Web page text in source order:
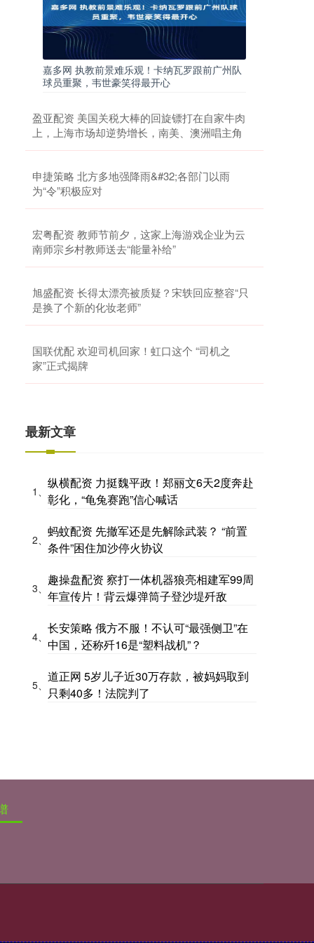
嘉多网 执教前景难乐观！卡纳瓦罗跟前广州队
球员重聚，韦世豪笑得最开心
盈亚配资 美国关税大棒的回旋镖打在自家牛肉
上，上海市场却逆势增长，南美、澳洲唱主角
申捷策略 北方多地强降雨&#32;各部门以雨
为“令”积极应对
宏粤配资 教师节前夕，这家上海游戏企业为云
南师宗乡村教师送去“能量补给”
旭盛配资 长得太漂亮被质疑？宋轶回应整容“只
是换了个新的化妆老师”
国联优配 欢迎司机回家！虹口这个 “司机之
家”正式揭牌
最新文章
1、
纵横配资 力挺魏平政！郑丽文6天2度奔赴
彰化，“龟兔赛跑”信心喊话
2、
蚂蚊配资 先撤军还是先解除武装？ “前置
条件”困住加沙停火协议
3、
趣操盘配资 察打一体机器狼亮相建军99周
年宣传片！背云爆弹筒子登沙堤歼敌
4、
长安策略 俄方不服！不认可“最强侧卫”在
中国，还称歼16是“塑料战机”？
5、
道正网 5岁儿子近30万存款，被妈妈取到
只剩40多！法院判了